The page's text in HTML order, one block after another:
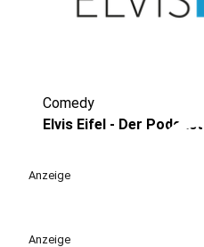
Comedy
Elvis Eifel - Der
Anzeige
Anzeige